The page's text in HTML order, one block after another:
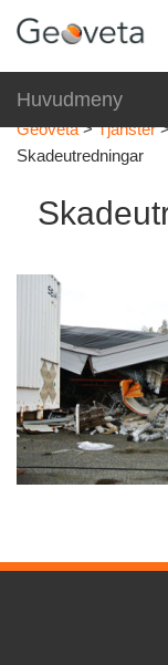
Huvudmeny
Geoveta>Tjänster
Skadeutredningar